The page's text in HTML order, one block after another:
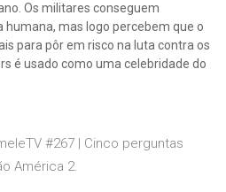
Os militares conseguem
mas logo percebem que o
para pôr em risco na luta contra os
é usado como uma celebridade do
#267 | Cinco perguntas
América 2.